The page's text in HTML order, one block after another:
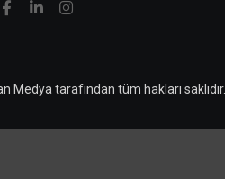
Medya tarafından tüm hakları saklıdır.